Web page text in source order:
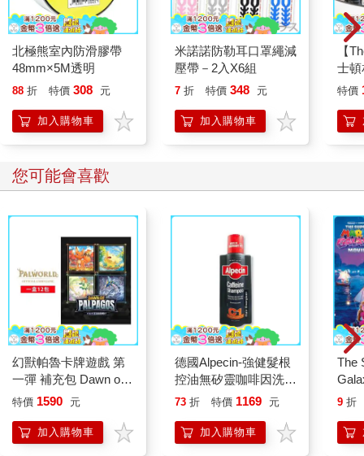
北極熊室內防滑膠帶
48mm×5M透明
88 折 特價 308 元
加入購物車
米諾諾防勒耳口罩繩減
壓帶－2入X6組
7 折 特價 348 元
加入購物車
【
士頓
人
夜黑
特價
您可能會喜歡
幻獸帕魯卡牌遊戲 第
一彈 補充包 Dawn of
Palpagos（日文版一
特價 1590 元
加入購物車
德國Alpecin-強健髮根
控油無矽靈咖啡因洗髮
凝露375ml/瓶-C1強健
調理頭皮洗髮液/0矽靈
滋潤洗頭髮水/一般髮
73 折 特價 1169 元
加入購物車
The
9 折